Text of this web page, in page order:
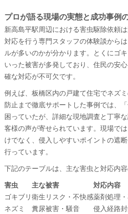
プロが語る現場の実態と成功事例
新高島平駅周辺における害虫駆除依頼
対応を行う専門スタッフの体験談から
ルが多いのかが分かります。とくにゴ
いった被害が多発しており、住民の安
確な対応が不可欠です。
例えば、板橋区内の戸建て住宅でネズ
防止まで徹底サポートした事例では、
困っていたが、詳細な現地調査と丁寧
客様の声が寄せられています。現場で
けでなく、侵入しやすいポイントの遮
行っています。
下記のテーブルは、主な害虫と対応内容
害虫
主な被害 対応内容
ゴキブリ衛生リスク・不快感薬剤処理
ネズミ
糞尿被害・騒音 侵入経路